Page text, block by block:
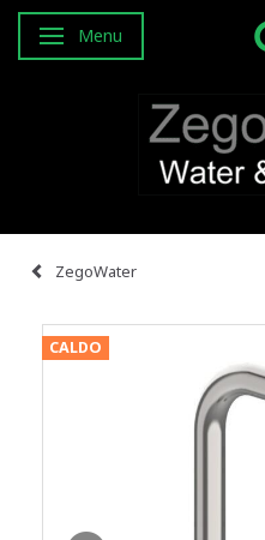
Attiva/disattiva navigazione
Menu
ZegoWater
CALDO